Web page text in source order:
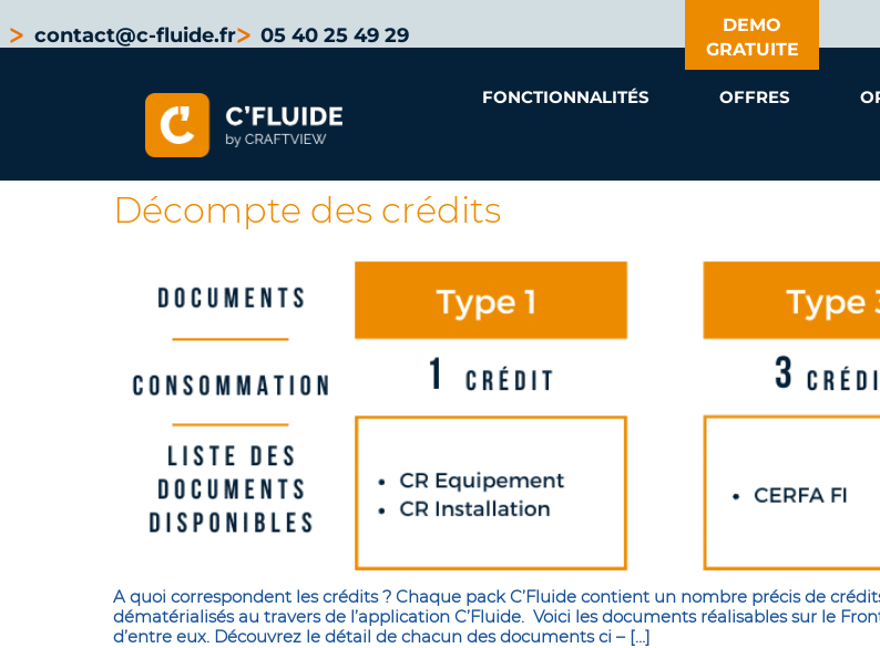
contact@c-fluide.fr 05 40 25 49 29
DEMO
GRATUITE
FONCTIONNALITÉS OFFRES
Décompte des crédits
A quoi correspondent les crédits ? Chaque pack C’Fluide contient un nombre précis de
dématérialisés au travers de l’application C’Fluide. Voici les documents réalisables sur le
d’entre eux. Découvrez le détail de chacun des documents ci – […]